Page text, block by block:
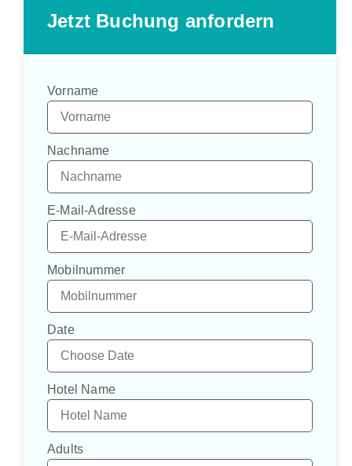
Jetzt Buchung anfordern
Vorname
Nachname
E-Mail-Adresse
Mobilnummer
Date
Hotel Name
Adults